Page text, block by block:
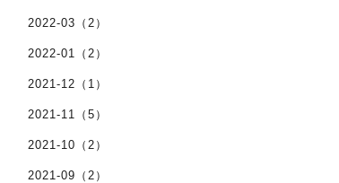
2022-03（2）
2022-01（2）
2021-12（1）
2021-11（5）
2021-10（2）
2021-09（2）